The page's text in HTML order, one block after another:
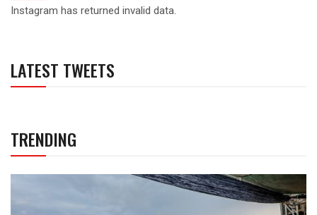
Instagram has returned invalid data.
LATEST TWEETS
TRENDING